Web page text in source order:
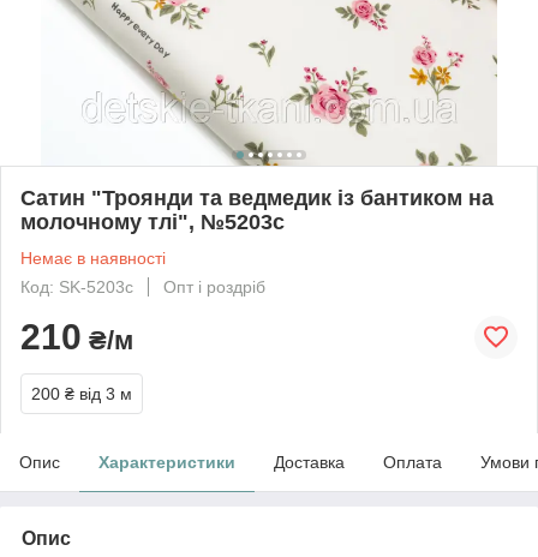
Сатин "Троянди та ведмедик із бантиком на
молочному тлі", №5203с
Немає в наявності
Код: SK-5203с
Опт і роздріб
210 ₴/м
200 ₴ від 3 м
Опис Характеристики Доставка Оплата Умови
Опис